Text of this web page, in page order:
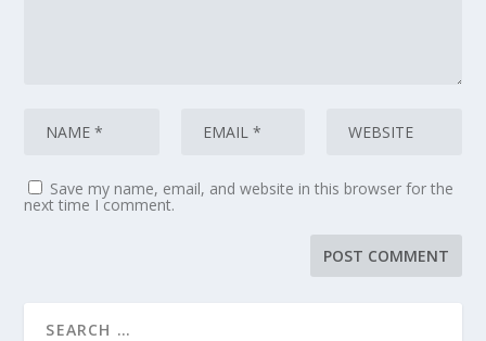
Save my name, email, and website in this browser for the
next time I comment.